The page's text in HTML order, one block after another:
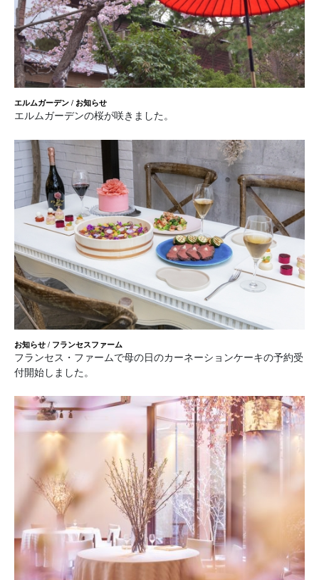
エルムガーデン / お知らせ
エルムガーデンの桜が咲きました。
お知らせ / フランセスファーム
フランセス・ファームで母の日のカーネーションケーキの予約受
付開始しました。